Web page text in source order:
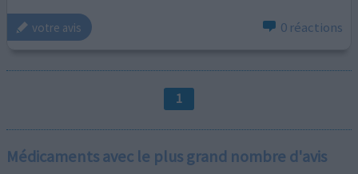
votre avis 0 réactions
1
Médicaments avec le plus grand nombre d'avis